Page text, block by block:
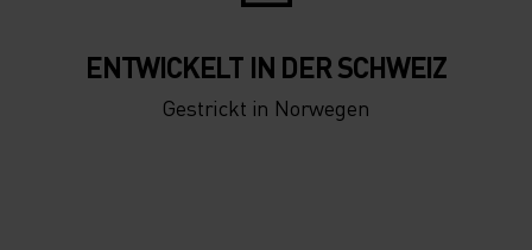
-25°
-30°
-25°
-30°
ENTWICKELT IN DER SCHWEIZ
Gestrickt in Norwegen